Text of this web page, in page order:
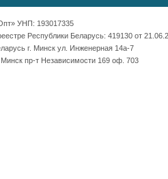
УНП: 193017335
Республики Беларусь: 419130 от
г. Минск ул. Инженерная 14а-7
пр-т Независимости 169 оф. 703